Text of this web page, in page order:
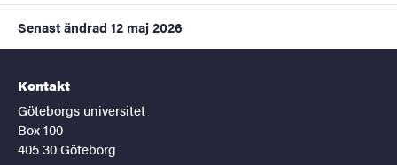
Senast ändrad 12 maj 2026
Kontakt
Göteborgs universitet
Box 100
405 30 Göteborg